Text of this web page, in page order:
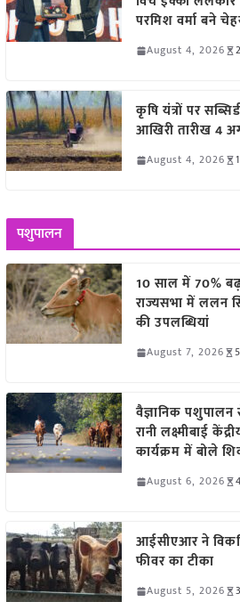
परमिश वर्मा बने
August 4, 2026
कृषि यंत्रों पर
आखिरी तारीख 4
August 4, 2026
पशुपालन
10 साल में 70%
राज्यसभा में ललन
की उपलब्धियां
August 7, 2026
वैज्ञानिक
रानी लक्ष्मीबाई
कार्यक्रम में बोले
August 6, 2026
आईसीएआर ने
फीवर का टीका
August 5, 2026